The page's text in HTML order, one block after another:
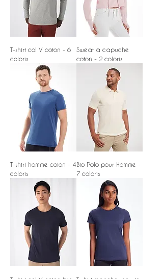
T-shirt col V coton - 6
coloris
Sweat à capuche
coton - 2 coloris
T-shirt homme coton - 4
coloris
Bio Polo pour Homme -
7 coloris